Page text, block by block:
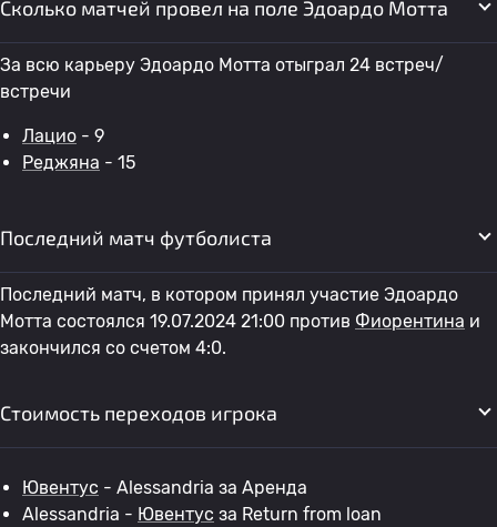
Сколько матчей провел на поле Эдоардо Мотта
За всю карьеру Эдоардо Мотта отыграл 24 встреч/
встречи
Лацио - 9
Реджяна - 15
Последний матч футболиста
Последний матч, в котором принял участие Эдоардо
Мотта состоялся 19.07.2024 21:00 против Фиорентина и
закончился со счетом 4:0.
Стоимость переходов игрока
Ювентус - Alessandria за Аренда
Alessandria - Ювентус за Return from loan